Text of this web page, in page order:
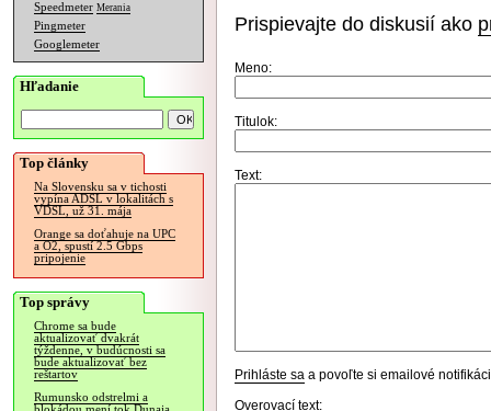
Speedmeter Merania
Pingmeter
Googlemeter
Hľadanie
Top články
Na Slovensku sa v tichosti
vypína ADSL v lokalitách s
VDSL, už 31. mája
Orange sa doťahuje na UPC
a O2, spustí 2.5 Gbps
pripojenie
Top správy
Chrome sa bude
aktualizovať dvakrát
týždenne, v budúcnosti sa
bude aktualizovať bez
reštartov
Rumunsko odstrelmi a
Prispievajte do diskusií ako
Meno:
Titulok:
Text:
Prihláste sa a povoľte si emailové
Overovací text: